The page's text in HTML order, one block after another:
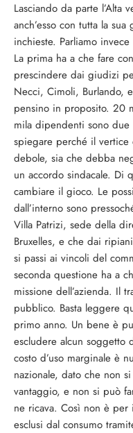
Lasciando da parte l’Alta
anch’esso con tutta la
inchieste. Parliamo
La prima ha a che fare
prescindere dai giudizi
Necci, Cimoli, Burlando,
pensino in proposito. 20
mila dipendenti sono
spiegare perché il vertice
debole, sia che debba
un accordo sindacale. Di
cambiare il gioco. Le
dall’interno sono
Villa Patrizi, sede della
Bruxelles, e che dai
si passi ai vincoli del
seconda questione ha a
missione dell’azienda. Il
pubblico. Basta leggere
primo anno. Un bene è
escludere alcun soggetto
costo d’uso marginale è
nazionale, dato che non
vantaggio, e non si può
ne ricava. Così non è
esclusi dal consumo